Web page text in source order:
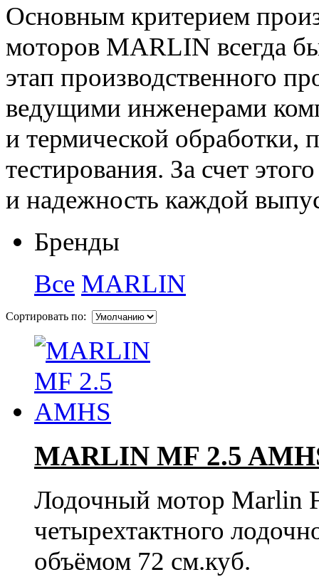
Основным критерием
моторов MARLIN всегда
этап производственного
ведущими инженерами
и термической обработки,
тестирования. За счет
и надежность каждой
Бренды
Все MARLIN
Сортировать по:
MARLIN MF 2.5
Лодочный мотор Marlin
четырехтактного
объёмом 72 см.куб.